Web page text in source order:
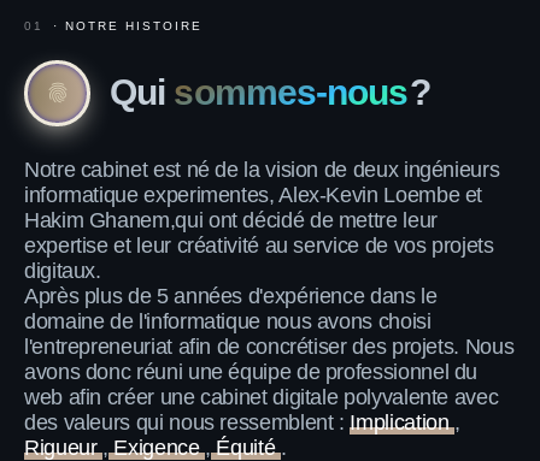
01 · NOTRE HISTOIRE
fingerprint Qui sommes-nous?
Notre cabinet est né de la vision de deux ingénieurs
informatique experimentes, Alex-Kevin Loembe et
Hakim Ghanem,qui ont décidé de mettre leur
expertise et leur créativité au service de vos projets
digitaux.
Après plus de 5 années d'expérience dans le
domaine de l'informatique nous avons choisi
l'entrepreneuriat afin de concrétiser des projets. Nous
avons donc réuni une équipe de professionnel du
web afin créer une cabinet digitale polyvalente avec
des valeurs qui nous ressemblent :Implication,
Rigueur,Exigence,Équité.